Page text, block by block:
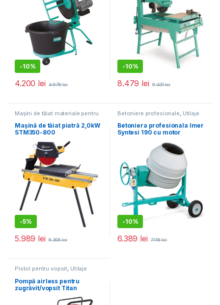
-10%
4.200 lei 4.678lei
-10%
8.479 lei 9.431lei
Mașini de tăiat materiale pentru
construcții Utilaje pentru
construcții
Mașină de tăiat piatră 2,0kW
STM350-800
-5%
5.989 lei 6.305lei
Betoniere profesionale Utilaje
pentru construcții
Betoniera profesionala Imer
Syntesi 190 cu motor
-10%
6.389 lei 7.118lei
Pistol pentru vopsit, Utilaje
Pompă airless pentru
zugrăvit/vopsit Titan